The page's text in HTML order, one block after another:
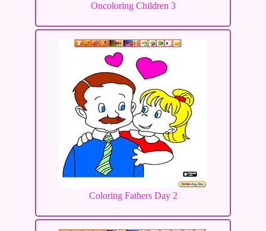
Oncoloring Children 3
Coloring Fathers Day 2